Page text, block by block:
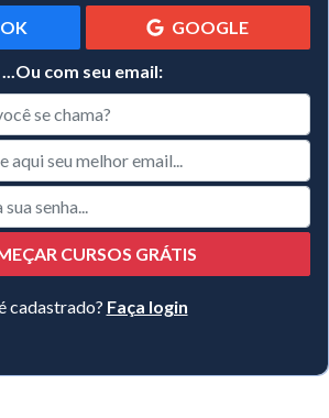
GOOGLE
...Ou com seu email:
CURSOS GRÁTIS
cadastrado? Faça login